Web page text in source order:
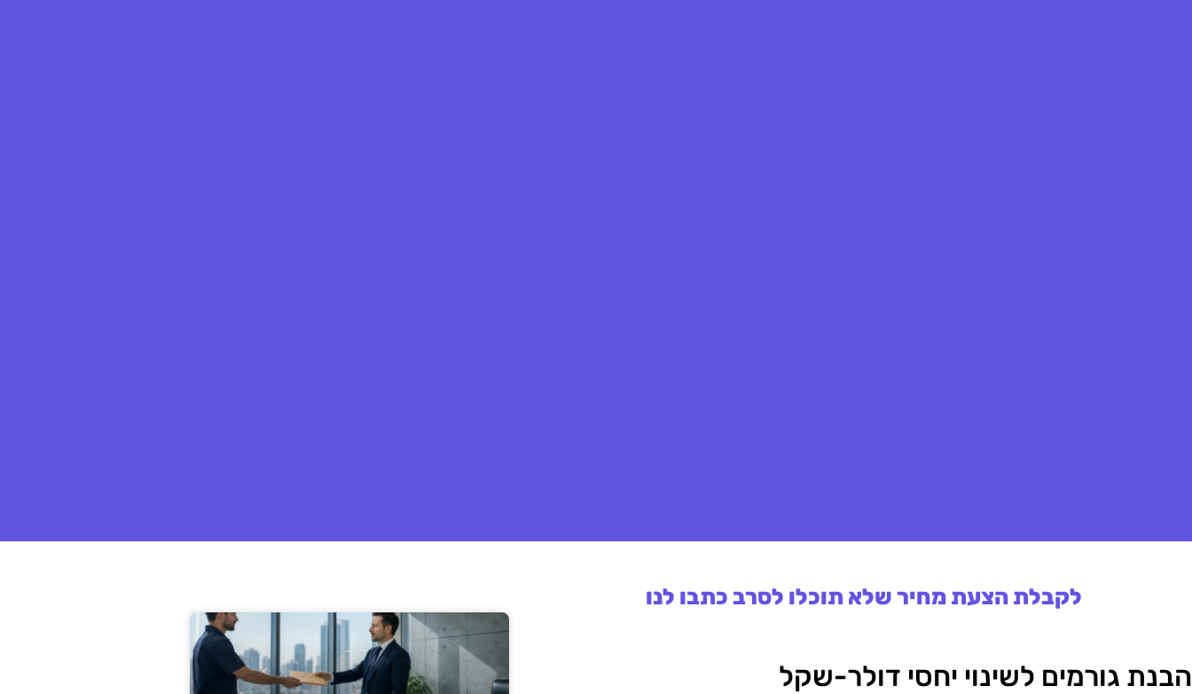
לקבלת הצעת מחיר שלא תוכלו לסרב כתבו לנו
הבנת גורמים לשינוי יחסי דולר-שקל